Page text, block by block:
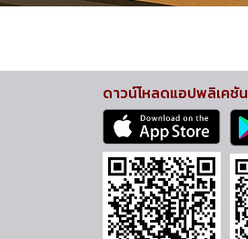
ดาวน์โหลดแอปพลิเคชัน